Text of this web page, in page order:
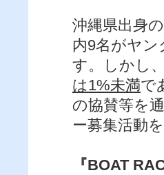
沖縄県出身
内9名がヤン
す。しかし
は1%未満で
の協賛等を
ー募集活動
『BOAT